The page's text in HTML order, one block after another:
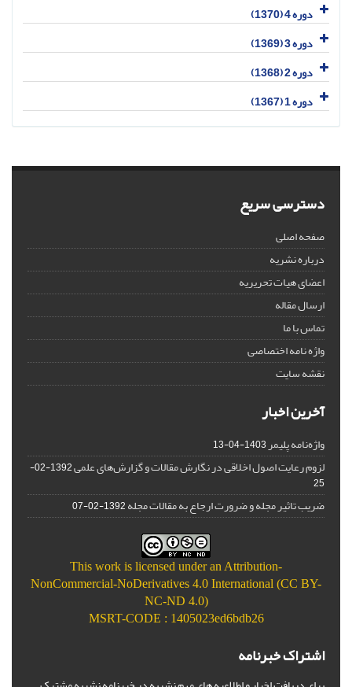
دوره 4 (1370)
دوره 3 (1369)
دوره 2 (1368)
دوره 1 (1367)
دسترسی سریع
صفحه اصلی
درباره نشریه
اعضای هیات تحریریه
ارسال مقاله
تماس با ما
واژه نامه اختصاصی
نقشه سایت
آخرین اخبار
واژه‌نامه پلیمر1403-04-13
لزوم رعایت اصول اخلاقی در نگارش مقالات و گزارش‌‌های علمی
1392-02-
25
ضریب تاثیر مجله و ضرورت ارجاع به مقالات مجله1392-02-07
This work is licensed under an Attribution-
NonCommercial-NoDerivatives 4.0 International (CC BY-
NC-ND 4.0)
MSRT-CODE : 1405023ed6bdb26
اشتراک خبرنامه